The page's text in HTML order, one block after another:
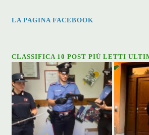
LA PAGINA FACEBOOK
CLASSIFICA 10 POST PIÙ LETTI